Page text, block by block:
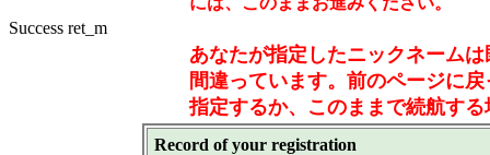
Success ret_m
あなたが指定したニックネーム
間違っています。前のページに
指定するか、このままで続航す
Record of your registration